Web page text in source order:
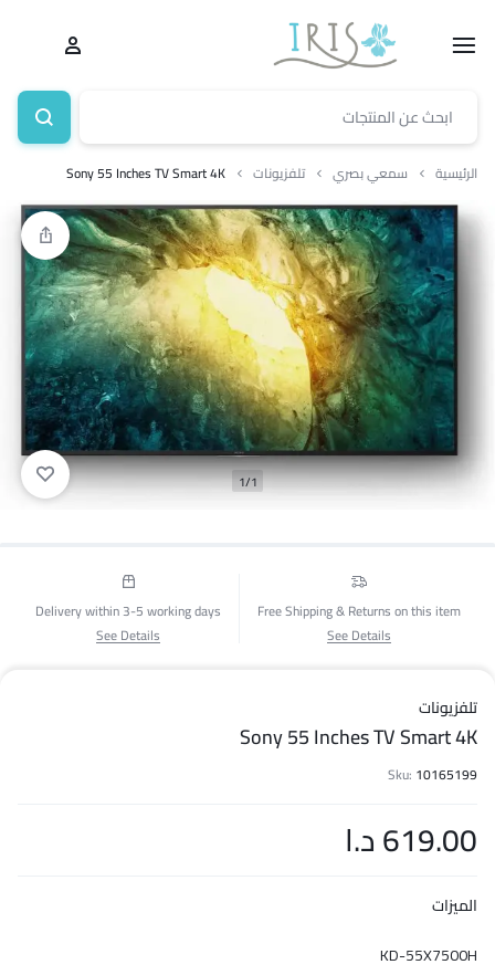
الرئيسية سمعي بصري تلفزيونات Sony 55 Inches TV Smart 4K
1/1
Free Shipping & Returns on this item
See Details
Delivery within 3-5 working days
See Details
تلفزيونات
Sony 55 Inches TV Smart 4K
Sku: 10165199
619.00د.ا
الميزات
KD-55X7500H